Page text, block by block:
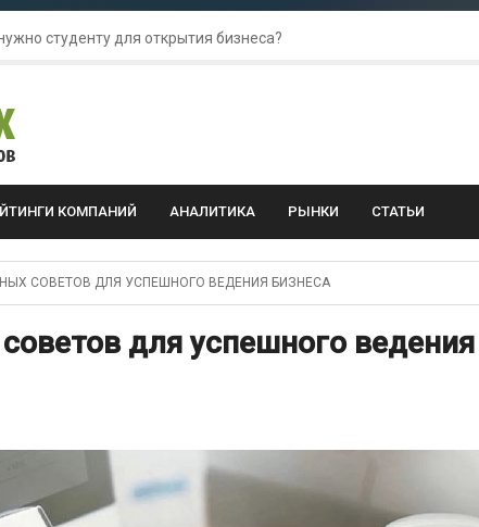
студенту для открытия бизнеса?
колебания: как защитить свой бизнес?
КОМПАНИЙ АНАЛИТИКА РЫНКИ СТАТЬИ
СОВЕТОВ ДЛЯ УСПЕШНОГО ВЕДЕНИЯ БИЗНЕСА
для успешного ведения